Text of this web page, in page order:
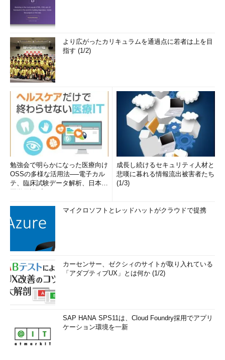
と、このようなカウントダウン画面が表示される。
（1）残り時間（分：秒）。この時間が経過すると強制的
にアップグレード作業が始まる。
ャンセルする。
（3）その後、このメニューからアップグレード予約をキ
ャンセルする。先のTIPS「
予約を取り消す」参照。
以上の他にも、次のような画面が表示されることがある。
アップグレードの準備が完了した時の画面
0を入手」アプリではない。Windows 10のダウンロードと
展開が完了し、すぐにでもアップグレードが可能な状態にな
ると表示される画面。コントロールパネルの［Windows Up
date］の画面で見ると、［今すぐ再起動］ボタンだけが表示
されており、それをクリックするとすぐにアップグレード作
業が始まる。
（1）
アップグレードスケジュールを設定するにはこれを
クリックする。キャンセルしたければ、「Windows 10を入
これをクリックすると、すぐにアップグレードが始
まる。
（3）Windows Updateが表示しているウィンドウ。
より広がったカリキュラムを通過点に若者は上を目
指す (1/2)
勉強会で明らかになった医療向け
OSSの多様な活用法──電子カル
テ、臨床試験データ解析、日本語
成長し続けるセキュリティ人材と
悲嘆に暮れる情報流出被害者たち
(1/3)
マイクロソフトとレッドハットがクラウドで提携
カーセンサー、ゼクシィのサイトが取り入れている
「アダプティブUX」とは何か (1/2)
SAP HANA SPS11は、Cloud Foundry採用でアプリ
ケーション環境を一新